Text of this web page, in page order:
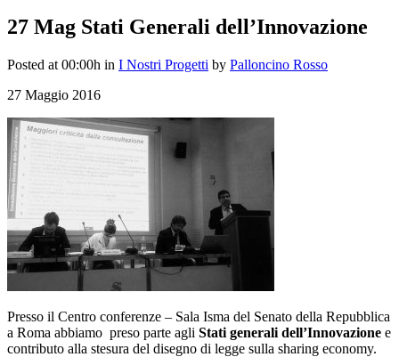
27 Mag Stati Generali dell’Innovazione
Posted at 00:00h in I Nostri Progetti by Palloncino Rosso
27 Maggio 2016
Presso il Centro conferenze – Sala Isma del Senato della Repubblica
a Roma abbiamo preso parte agli Stati generali dell’Innovazione e
contributo alla stesura del disegno di legge sulla sharing economy.